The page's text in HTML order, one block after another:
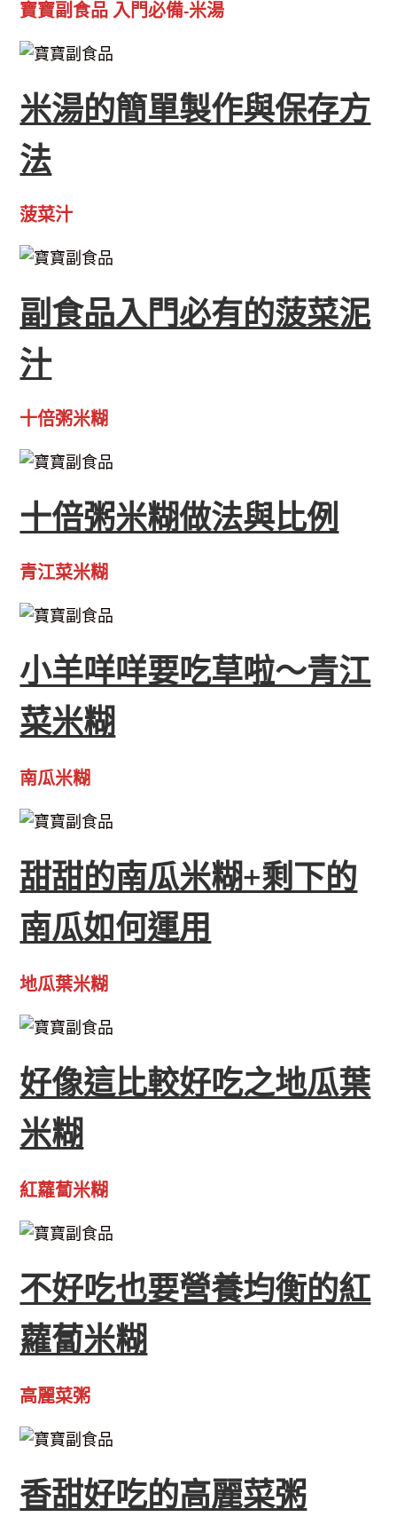
寶寶副食品 入門必備-米湯
米湯的簡單製作與保存方
法
菠菜汁
副食品入門必有的菠菜泥
汁
十倍粥米糊
十倍粥米糊做法與比例
青江菜米糊
小羊咩咩要吃草啦～青江
菜米糊
南瓜米糊
甜甜的南瓜米糊+剩下的
南瓜如何運用
地瓜葉米糊
好像這比較好吃之地瓜葉
米糊
紅蘿蔔米糊
不好吃也要營養均衡的紅
蘿蔔米糊
高麗菜粥
香甜好吃的高麗菜粥